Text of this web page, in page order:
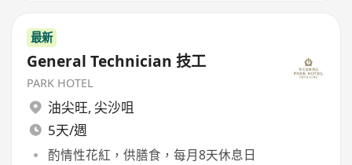
最新
General Technician 技工
PARK HOTEL
油尖旺, 尖沙咀
5天/週
酌情性花紅，供膳食，每月8天休息日